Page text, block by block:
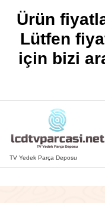
Ürün
Lütfen
için bizi
TV Yedek Parça Deposu